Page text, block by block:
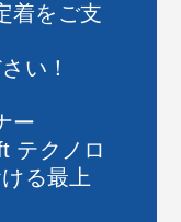
着をご支
い！
ー
テクノロ
る最上